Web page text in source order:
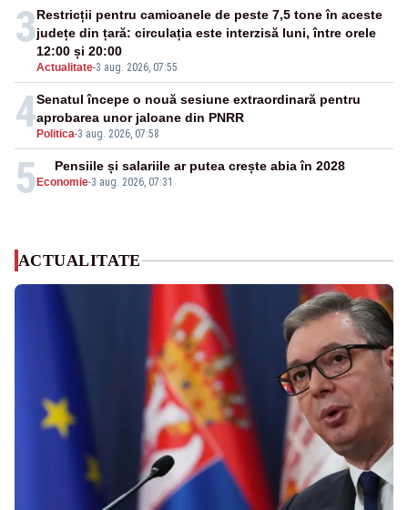
3
Actualitate-3 aug. 2026, 07:55
Restricții pentru camioanele de peste 7,5 tone în aceste
județe din țară: circulația este interzisă luni, între orele
12:00 și 20:00
4 Politica-3 aug. 2026, 07:58
Senatul începe o nouă sesiune extraordinară pentru
aprobarea unor jaloane din PNRR
5 Economie-3 aug. 2026, 07:31
Pensiile și salariile ar putea crește abia în 2028
ACTUALITATE